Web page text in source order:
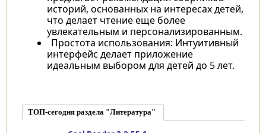
историй, основанных на интересах детей,
что делает чтение еще более
увлекательным и персонализированным.
Простота использования: Интуитивный
интерфейс делает приложение
идеальным выбором для детей до 5 лет.
ТОП-сегодня раздела "Литература"